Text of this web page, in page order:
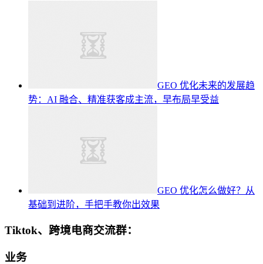
GEO 优化未来的发展趋
势：AI 融合、精准获客成主流，早布局早受益
GEO 优化怎么做好？从
基础到进阶，手把手教你出效果
Tiktok、跨境电商交流群：
业务